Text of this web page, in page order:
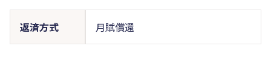
返済方式 月賦償還